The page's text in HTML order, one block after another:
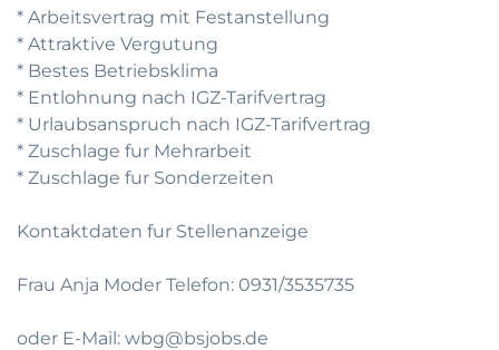
* Arbeitsvertrag mit Festanstellung
* Attraktive Vergutung
* Bestes Betriebsklima
* Entlohnung nach IGZ-Tarifvertrag
* Urlaubsanspruch nach IGZ-Tarifvertrag
* Zuschlage fur Mehrarbeit
* Zuschlage fur Sonderzeiten
Kontaktdaten fur Stellenanzeige
Frau Anja Moder Telefon: 0931/3535735
oder E-Mail: wbg@bsjobs.de